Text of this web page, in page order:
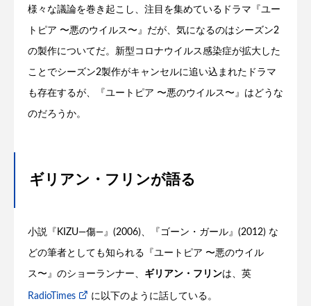
様々な議論を巻き起こし、注目を集めているドラマ『ユー
トピア 〜悪のウイルス〜』だが、気になるのはシーズン2
の製作についてだ。新型コロナウイルス感染症が拡大した
ことでシーズン2製作がキャンセルに追い込まれたドラマ
も存在するが、『ユートピア 〜悪のウイルス〜』はどうな
のだろうか。
ギリアン・フリンが語る
小説『KIZU―傷―』(2006)、『ゴーン・ガール』(2012) な
どの筆者としても知られる『ユートピア 〜悪のウイル
ス〜』のショーランナー、 ギリアン・フリンは、英
RadioTimes に以下のように話している。